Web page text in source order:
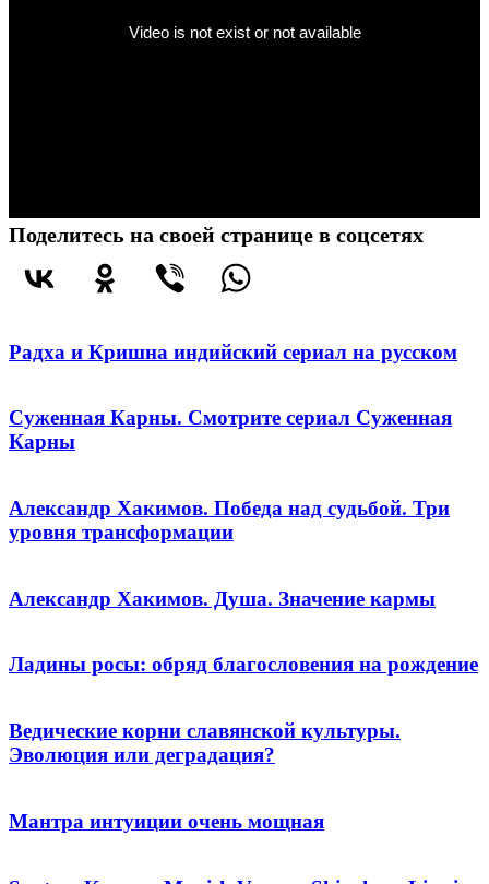
Поделитесь на своей странице в соцсетях
Радха и Кришна индийский сериал на русском
Суженная Карны. Смотрите сериал Суженная
Карны
Александр Хакимов. Победа над судьбой. Три
уровня трансформации
Александр Хакимов. Душа. Значение кармы
Ладины росы: обряд благословения на рождение
Ведические корни славянской культуры.
Эволюция или деградация?
Мантра интуиции очень мощная